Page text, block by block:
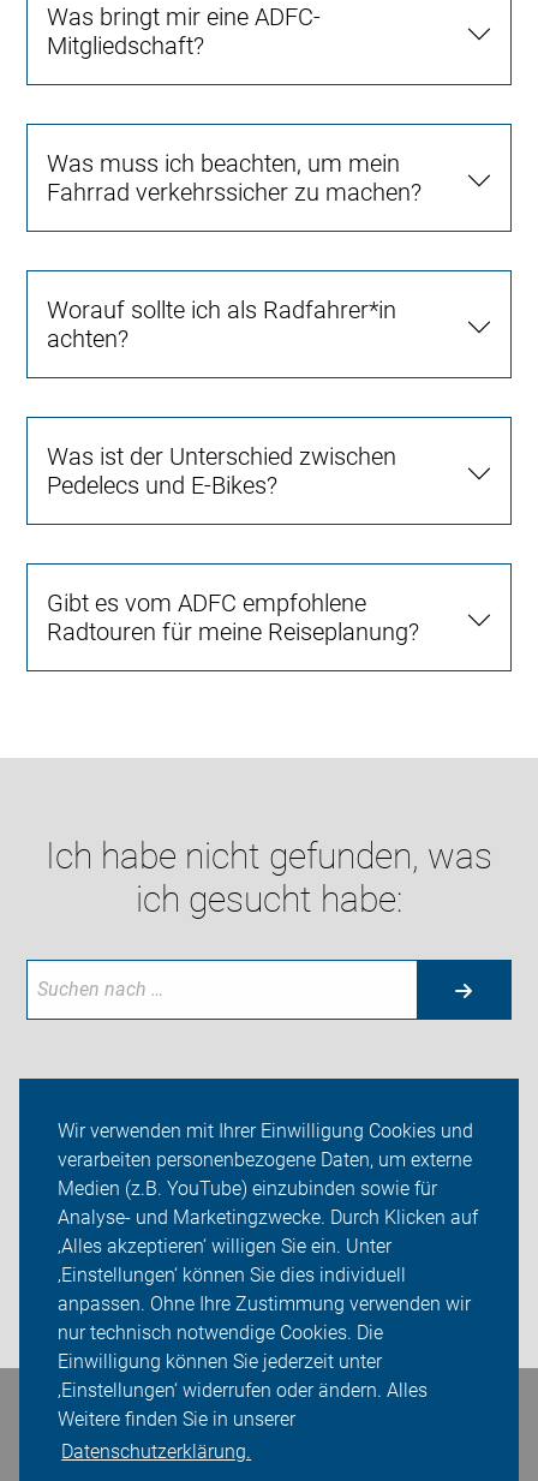
Wir verwenden mit Ihrer Einwilligung Cookies und
verarbeiten personenbezogene Daten, um externe
Medien (z.B. YouTube) einzubinden sowie für
Analyse- und Marketingzwecke. Durch Klicken auf
‚Alles akzeptieren‘ willigen Sie ein. Unter
‚Einstellungen‘ können Sie dies individuell
anpassen. Ohne Ihre Zustimmung verwenden wir
nur technisch notwendige Cookies. Die
Einwilligung können Sie jederzeit unter
‚Einstellungen‘ widerrufen oder ändern. Alles
Weitere finden Sie in unserer
Datenschutzerklärung.
Was bringt mir eine ADFC-
Mitgliedschaft?
Was muss ich beachten, um mein
Fahrrad verkehrssicher zu machen?
Worauf sollte ich als Radfahrer*in
achten?
Was ist der Unterschied zwischen
Pedelecs und E-Bikes?
Gibt es vom ADFC empfohlene
Radtouren für meine Reiseplanung?
Ich habe nicht gefunden, was
ich gesucht habe:
Themen
ADFC Erfurt
Sei dabei
Login
Bleiben Sie in Kontakt